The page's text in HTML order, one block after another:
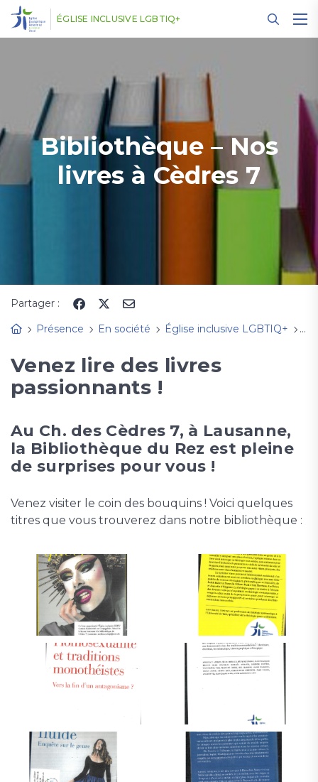
ÉGLISE INCLUSIVE LGBTIQ+
Bibliothèque – Nos
livres à Cèdres 7
Partager :
Présence
En société Église inclusive LGBTIQ+
Venez lire des livres
passionnants !
Au Ch. des Cèdres 7, à Lausanne,
la Bibliothèque du Rez est pleine
de surprises pour vous !
Venez visiter le coin des bouquins ! Voici quelques
titres que vous trouverez dans notre bibliothèque :
Panneau de gestion des cookies